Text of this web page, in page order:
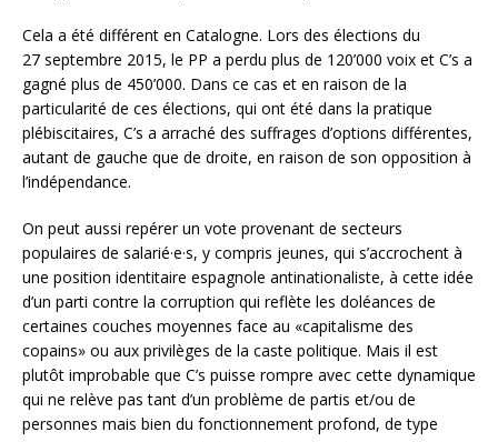
Cela a été différent en Catalogne. Lors des élections du
27 septembre 2015, le PP a perdu plus de 120’000 voix et C’s a
gagné plus de 450’000. Dans ce cas et en raison de la
particularité de ces élections, qui ont été dans la pratique
plébiscitaires, C’s a arraché des suffrages d’options différentes,
autant de gauche que de droite, en raison de son opposition à
l’indépendance.
On peut aussi repérer un vote provenant de secteurs
populaires de salarié·e·s, y compris jeunes, qui s’accrochent à
une position identitaire espagnole antinationaliste, à cette idée
d’un parti contre la corruption qui reflète les doléances de
certaines couches moyennes face au «capitalisme des
copains» ou aux privilèges de la caste politique. Mais il est
plutôt improbable que C’s puisse rompre avec cette dynamique
qui ne relève pas tant d’un problème de partis et/ou de
personnes mais bien du fonctionnement profond, de type